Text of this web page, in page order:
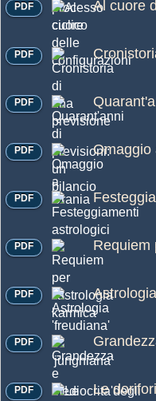
Al cuore
PDF
PDF
PDF
Omaggio
PDF
PDF
Requiem
PDF
PDF
PDF
Le
PDF